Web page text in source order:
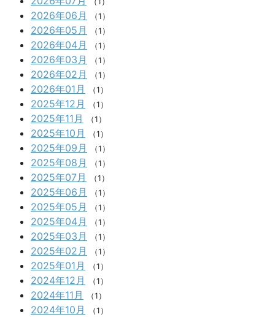
2026年06月 （1）
2026年05月 （1）
2026年04月 （1）
2026年03月 （1）
2026年02月 （1）
2026年01月 （1）
2025年12月 （1）
2025年11月 （1）
2025年10月 （1）
2025年09月 （1）
2025年08月 （1）
2025年07月 （1）
2025年06月 （1）
2025年05月 （1）
2025年04月 （1）
2025年03月 （1）
2025年02月 （1）
2025年01月 （1）
2024年12月 （1）
2024年11月 （1）
2024年10月 （1）